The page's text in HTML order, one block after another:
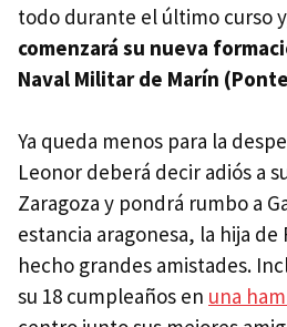
todo durante el último curso
comenzará su nueva
Naval Militar de Marín
Ya queda menos para la
Leonor deberá decir adiós a
Zaragoza y pondrá rumbo a
estancia aragonesa, la hija de
hecho grandes amistades.
su 18 cumpleaños en una